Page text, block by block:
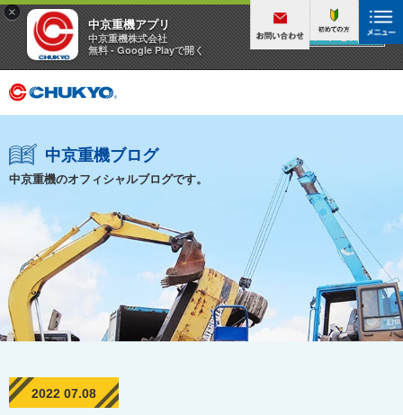
×
中京重機アプリ
中京重機株式会社
無料 - Google Playで開く
アプリを見る
中京重機ブログ
中京重機のオフィシャルブログです。
2022 07.08